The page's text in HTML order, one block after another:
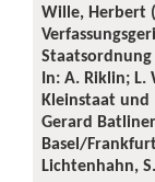
Wille, Herbert
In: A. Riklin; L.
Kleinstaat und
Gerard
Basel/
Lichtenhahn,